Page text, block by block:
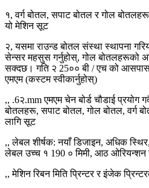
१, वर्ग बोतल, सपाट बोतल र गोल
यो मेशिन सूट
२, यसमा राउन्ड बोतल संस्था स्थापना
सेन्सर महसुस गर्नुहोस्, गोल बोतलहरूको
सक्दछ। गति २ 25०० बी / एच को
एमएम (कस्टम स्वीकार्नुहोस्)
,, .6२.mm एमएम चेन बोर्ड चौडाई प्रयोग
बोतलहरू, सपाट बोतल, गोल बोतल, वर्ग
लागि सूट
,, लेबल शीर्षक: नयाँ डिजाइन, अधिक
लेबल उच्च १ 190 ० मिमी, आठ ओरियन्शन
,, मेशिन रिबन मिति प्रिन्टर र इंजेक